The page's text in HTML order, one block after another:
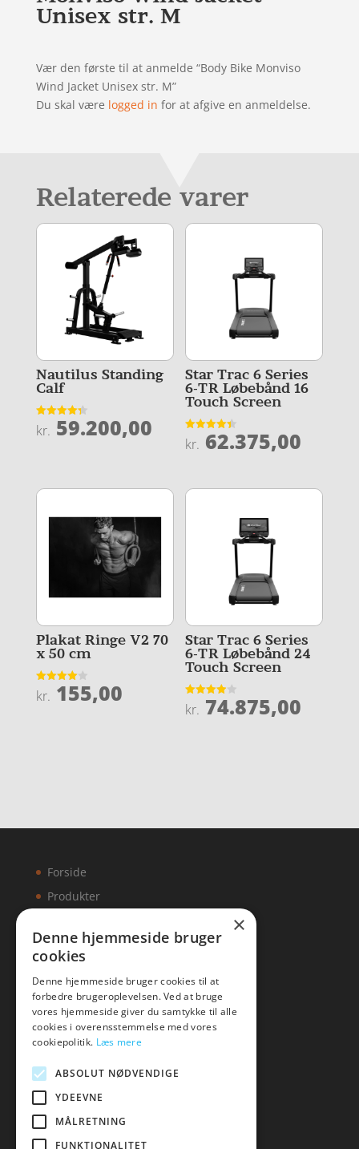
Unisex str. M
Vær den første til at anmelde “Body Bike Monviso
Wind Jacket Unisex str. M”
Du skal være logged in for at afgive en anmeldelse.
Relaterede varer
Nautilus Standing
Calf
Vurderet
4.3
kr. 59.200,00
Star Trac 6 Series
6-TR Løbebånd 16
Touch Screen
Vurderet
4.4
kr. 62.375,00
Plakat Ringe V2 70
x 50 cm
Vurderet
4
kr. 155,00
Star Trac 6 Series
6-TR Løbebånd 24
Touch Screen
Vurderet
3.9
kr. 74.875,00
Forside
Produkter
Artikler
Malawigruppen
Mail:hej@malawigruppen.dk
×
Denne hjemmeside bruger
cookies
Denne hjemmeside bruger cookies til at
forbedre brugeroplevelsen. Ved at bruge
vores hjemmeside giver du samtykke til alle
cookies i overensstemmelse med vores
cookiepolitik. Læs mere
ABSOLUT NØDVENDIGE
YDEEVNE
MÅLRETNING
FUNKTIONALITET